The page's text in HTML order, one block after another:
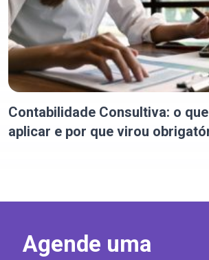
Contabilidade Consultiva: o
aplicar e por que virou
Agende uma